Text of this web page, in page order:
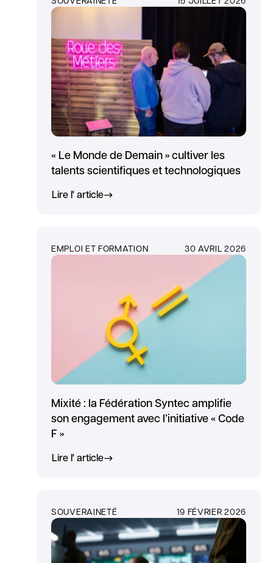
« Le Monde de Demain » cultiver les
talents scientifiques et technologiques
Lire l' article
EMPLOI ET FORMATION 30 AVRIL 2026
Mixité : la Fédération Syntec amplifie
son engagement avec l’initiative « Code
F »
Lire l' article
SOUVERAINETÉ 19 FÉVRIER 2026